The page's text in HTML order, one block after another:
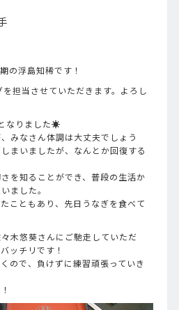
の浮島知稀です！
担当させていただきます。よろし
なりました☀️
みなさん体調は大丈夫でしょう
まいましたが、なんとか回復する
を知ることができ、普段の生活か
ました。
こともあり、先日うなぎを食べて
木悠葵さんにご馳走していただ
ッチリです！
ので、負けずに練習頑張っていき